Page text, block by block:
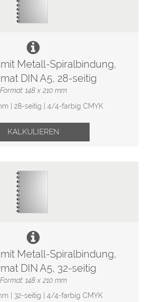
Metall-Spiralbindung,
DIN A5, 28-seitig
Format: 148 x 210 mm
| 28-seitig | 4/4-farbig CMYK
KALKULIEREN
Metall-Spiralbindung,
DIN A5, 32-seitig
Format: 148 x 210 mm
| 32-seitig | 4/4-farbig CMYK